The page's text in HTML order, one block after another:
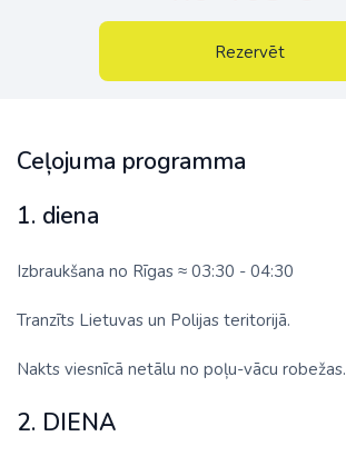
Ceļojuma programma
1. diena
Izbraukšana no Rīgas ≈ 03:30 - 04:30
Tranzīts Lietuvas un Polijas teritorijā.
Nakts viesnīcā netālu no poļu-vācu robežas.
2. DIENA
Rezervēt